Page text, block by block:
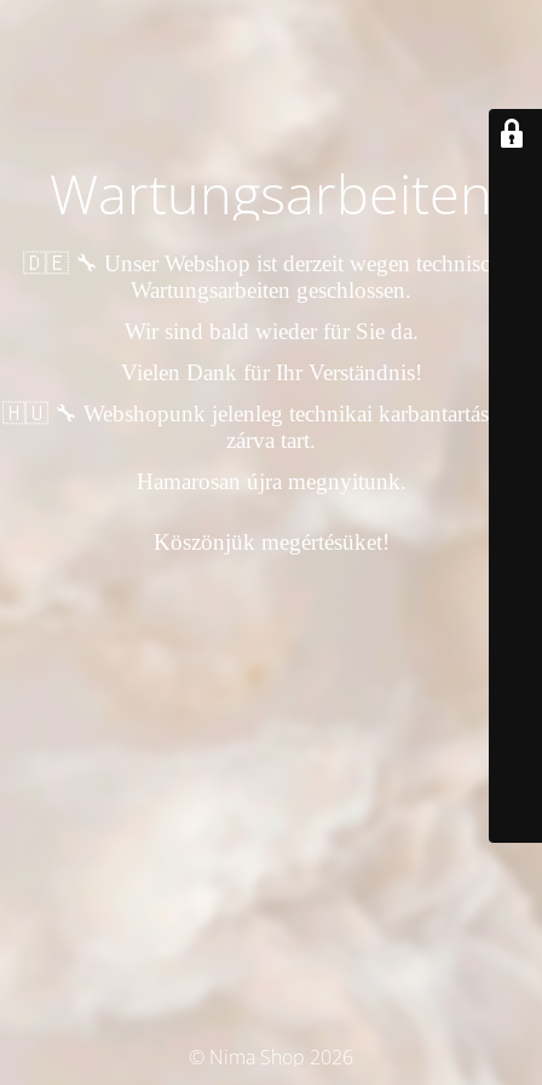
Wartungsarbeiten
🇩🇪 🔧 Unser Webshop ist derzeit wegen technischer
Wartungsarbeiten geschlossen.
Wir sind bald wieder für Sie da.
Vielen Dank für Ihr Verständnis!
🇭🇺 🔧 Webshopunk jelenleg technikai karbantartás miatt
zárva tart.
Hamarosan újra megnyitunk.
Köszönjük megértésüket!
© Nima Shop 2026